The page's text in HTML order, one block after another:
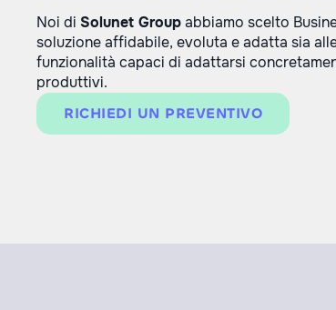
Noi di Solunet Groupabbiamo scelto
soluzione affidabile, evoluta e adatta sia
funzionalità capaci di adattarsi
produttivi.
RICHIEDI UN PREVENTIVO